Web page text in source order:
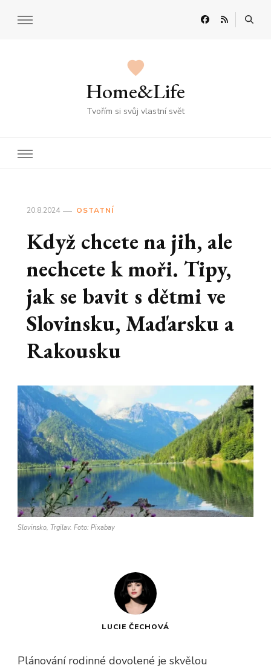
Home&Life
Tvořím si svůj vlastní svět
20.8.2024 OSTATNÍ
Když chcete na jih, ale
nechcete k moři. Tipy,
jak se bavit s dětmi ve
Slovinsku, Maďarsku a
Rakousku
Slovinsko, Trgilav. Foto: Pixabay
LUCIE ČECHOVÁ
Plánování rodinné dovolené je skvělou